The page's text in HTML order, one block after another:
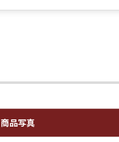
商品写真